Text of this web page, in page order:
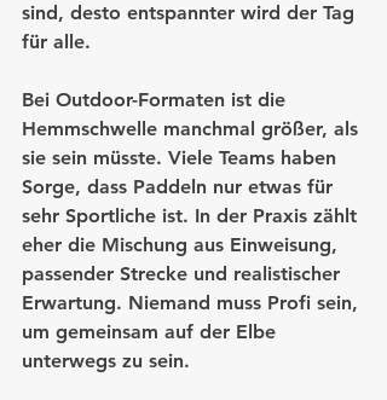
sind, desto entspannter wird der Tag
für alle.
Bei Outdoor-Formaten ist die
Hemmschwelle manchmal größer, als
sie sein müsste. Viele Teams haben
Sorge, dass Paddeln nur etwas für
sehr Sportliche ist. In der Praxis zählt
eher die Mischung aus Einweisung,
passender Strecke und realistischer
Erwartung. Niemand muss Profi sein,
um gemeinsam auf der Elbe
unterwegs zu sein.